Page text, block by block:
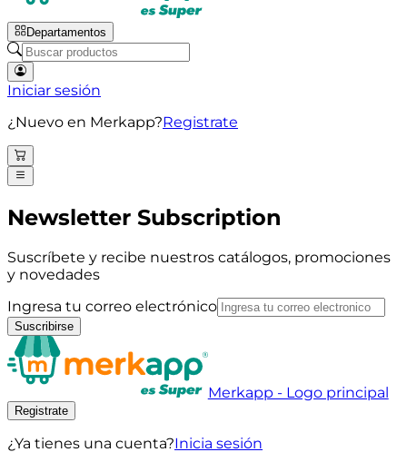
Departamentos
Iniciar sesión
¿Nuevo en Merkapp?Registrate
Newsletter Subscription
Suscríbete y recibe nuestros catálogos, promociones
y novedades
Ingresa tu correo electrónico
Suscribirse
Merkapp - Logo principal
Registrate
¿Ya tienes una cuenta?Inicia sesión